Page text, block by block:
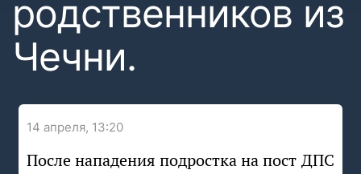
родственников из
Чечни.
14 апреля, 13:20
После нападения подростка на пост ДПС